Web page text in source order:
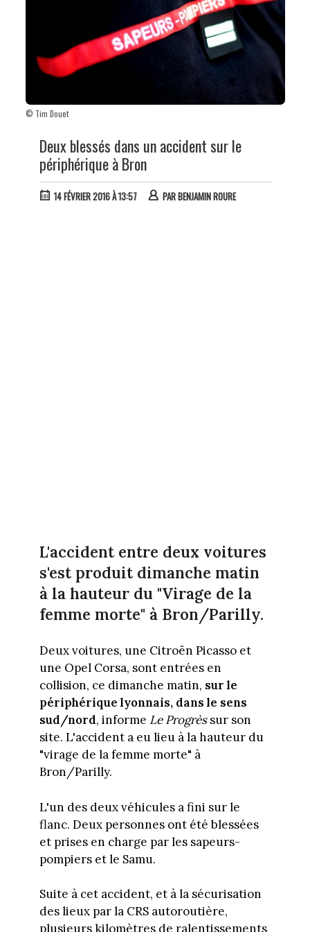
© Tim Douet
Deux blessés dans un accident sur le
périphérique à Bron
14 FÉVRIER 2016 À 13:57 PARBENJAMIN ROURE
L'accident entre deux voitures
s'est produit dimanche matin
à la hauteur du "Virage de la
femme morte" à Bron/Parilly.
Deux voitures, une Citroën Picasso et
une Opel Corsa, sont entrées en
collision, ce dimanche matin, sur le
périphérique lyonnais, dans le sens
sud/nord, informe Le Progrèssur son
site. L'accident a eu lieu à la hauteur du
"virage de la femme morte" à
Bron/Parilly.
L'un des deux véhicules a fini sur le
flanc. Deux personnes ont été blessées
et prises en charge par les sapeurs-
pompiers et le Samu.
Suite à cet accident, et à la sécurisation
des lieux par la CRS autoroutière,
plusieurs kilomètres de ralentissements